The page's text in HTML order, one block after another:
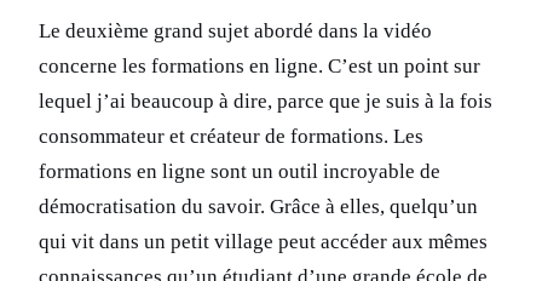
Le deuxième grand sujet abordé dans la vidéo
concerne les formations en ligne. C’est un point sur
lequel j’ai beaucoup à dire, parce que je suis à la fois
consommateur et créateur de formations. Les
formations en ligne sont un outil incroyable de
démocratisation du savoir. Grâce à elles, quelqu’un
qui vit dans un petit village peut accéder aux mêmes